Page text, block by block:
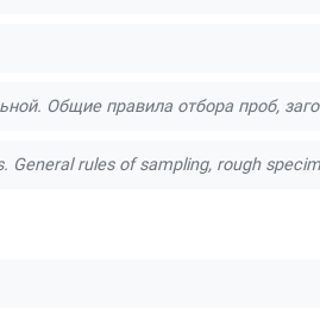
Общие правила отбора проб,
General rules of sampling, rough